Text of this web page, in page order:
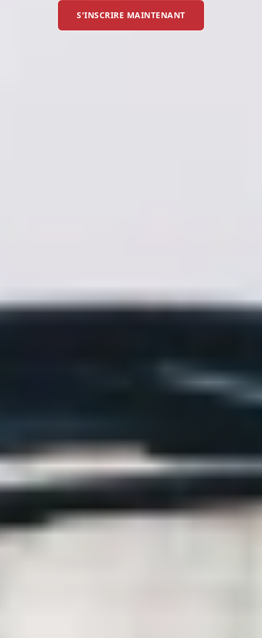
S'INSCRIRE MAINTENANT